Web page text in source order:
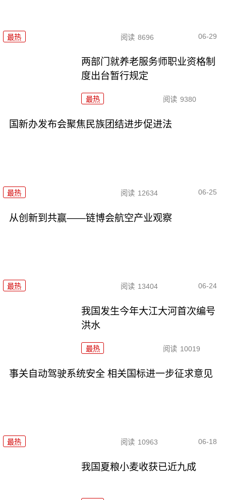
最热 阅读 8696 06-29
两部门就养老服务师职业资格制
度出台暂行规定
最热 阅读 9380
国新办发布会聚焦民族团结进步促进法
最热 阅读 12634 06-25
从创新到共赢——链博会航空产业观察
最热 阅读 13404 06-24
我国发生今年大江大河首次编号
洪水
最热 阅读 10019
事关自动驾驶系统安全 相关国标进一步征求意见
最热 阅读 10963 06-18
我国夏粮小麦收获已近九成